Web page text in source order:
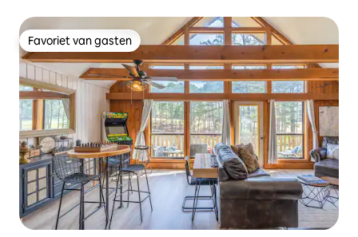
Favoriet van gasten
Favoriet van gasten